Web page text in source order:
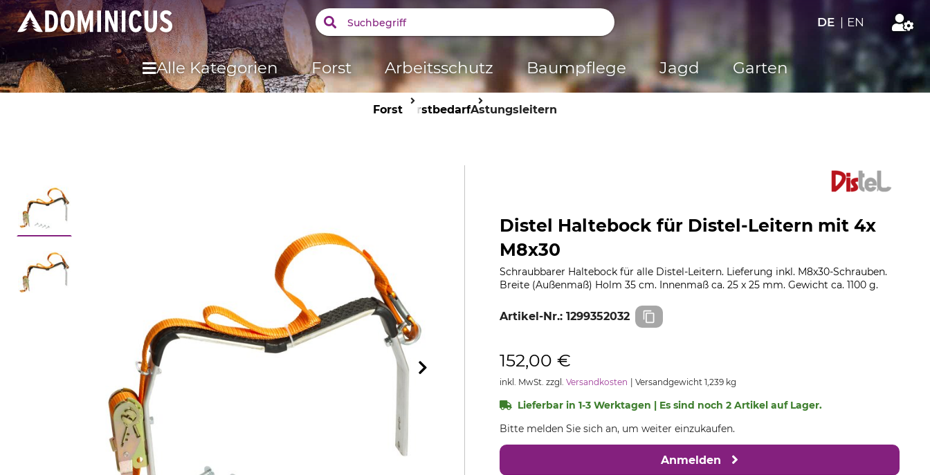
DE | EN
Alle Kategorien Forst Arbeitsschutz Baumpflege Jagd Garten
Forst ForstbedarfAstungsleitern
Distel Haltebock für Distel-Leitern mit 4x
M8x30
Schraubbarer Haltebock für alle Distel-Leitern. Lieferung inkl. M8x30-Schrauben.
Breite (Außenmaß) Holm 35 cm. Innenmaß ca. 25 x 25 mm. Gewicht ca. 1100 g.
Artikel-Nr.: 1299352032
152,00 €
inkl. MwSt. zzgl. Versandkosten Versandgewicht 1,239 kg
Lieferbar in 1-3 Werktagen | Es sind noch 2 Artikel auf Lager.
Bitte melden Sie sich an, um weiter einzukaufen.
Anmelden